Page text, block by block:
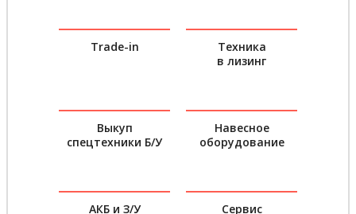
Trade-in
Техника
в лизинг
Выкуп
спецтехники Б/У
Навесное
оборудование
АКБ и З/У Сервис